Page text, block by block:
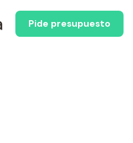
Pide presupuesto